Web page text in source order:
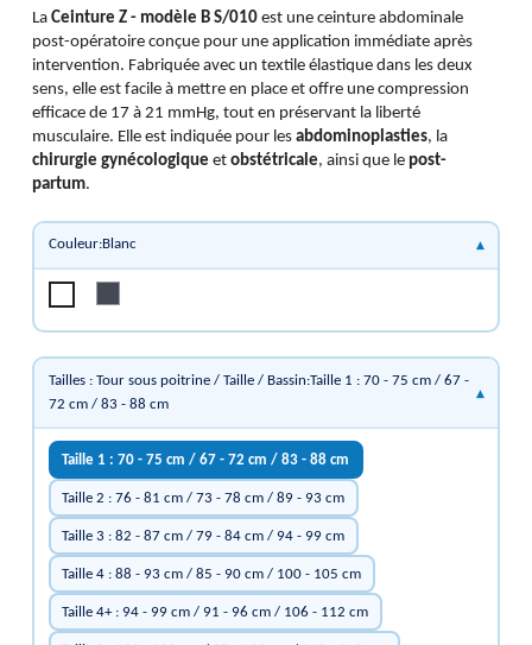
La Ceinture Z - modèle B S/010 est une ceinture abdominale
post-opératoire conçue pour une application immédiate après
intervention. Fabriquée avec un textile élastique dans les deux
sens, elle est facile à mettre en place et offre une compression
efficace de 17 à 21 mmHg, tout en préservant la liberté
musculaire. Elle est indiquée pour les abdominoplasties, la
chirurgie gynécologique et obstétricale, ainsi que le post-
partum.
Couleur:Blanc
Tailles : Tour sous poitrine / Taille / Bassin:Taille 1 : 70 - 75 cm / 67 -
72 cm / 83 - 88 cm
Taille 1 : 70 - 75 cm / 67 - 72 cm / 83 - 88 cm
Taille 2 : 76 - 81 cm / 73 - 78 cm / 89 - 93 cm
Taille 3 : 82 - 87 cm / 79 - 84 cm / 94 - 99 cm
Taille 4 : 88 - 93 cm / 85 - 90 cm / 100 - 105 cm
Taille 4+ : 94 - 99 cm / 91 - 96 cm / 106 - 112 cm